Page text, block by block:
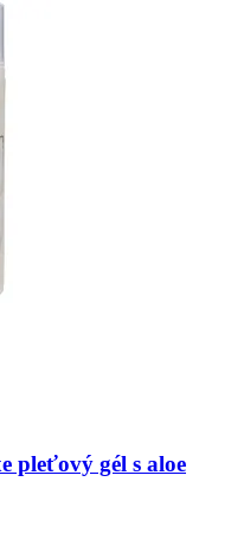
pleťový gél s aloe